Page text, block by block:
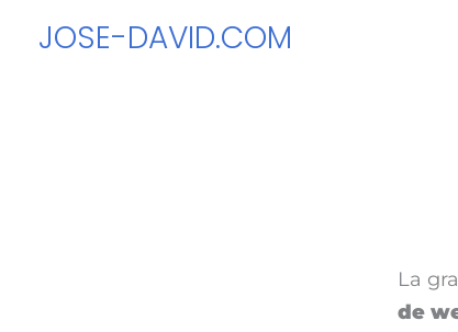
JOSE-DAVID.COM
La
de